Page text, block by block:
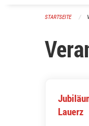
STARTSEITE
Lauerz